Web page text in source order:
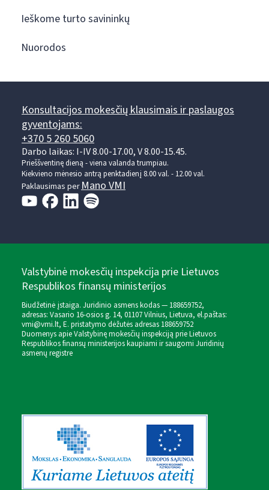
Ieškome turto savininkų
Nuorodos
Konsultacijos mokesčių klausimais ir paslaugos
gyventojams:
+370 5 260 5060
Darbo laikas: I-IV 8.00-17.00, V 8.00-15.45.
Prieššventinę dieną - viena valanda trumpiau.
Kiekvieno mėnesio antrą penktadienį 8.00 val. - 12.00 val.
Paklausimas perMano VMI
Valstybinė mokesčių inspekcija prie Lietuvos
Respublikos finansų ministerijos
Biudžetinė įstaiga. Juridinio asmens kodas — 188659752,
adresas: Vasario 16-osios g. 14, 01107 Vilnius, Lietuva, el.paštas:
vmi@vmi.lt, E. pristatymo dėžutės adresas 188659752
Duomenys apie Valstybinę mokesčių inspekciją prie Lietuvos
Respublikos finansų ministerijos kaupiami ir saugomi Juridinių
asmenų registre